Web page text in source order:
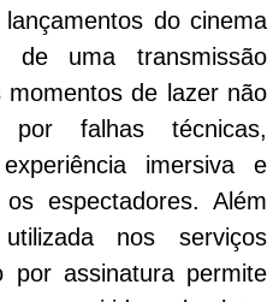
do cinema
de uma transmissão
de lazer não
por falhas técnicas,
imersiva e
espectadores. Além
nos serviços
por assinatura permite